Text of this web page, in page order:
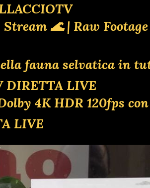
🌊 | Raw
fauna selvatica in
DIRETTA LIVE
4K HDR 120fps
LIVE